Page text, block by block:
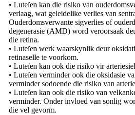
• Luteïen kan die risiko van
verlaag, wat geleidelike verlies van
Ouderdomsverwante sigverlies of
degenerasie (AMD) word veroorsaak
die retina.
• Luteïen werk waarskynlik deur
retinaselle te voorkom.
• Luteïen kan ook die risiko vir
• Luteïen verminder ook die oksidasie
verminder sodoende die risiko van
• Luteïen kan ook die risiko van
verminder. Onder invloed van sonlig
die vel gevorm.